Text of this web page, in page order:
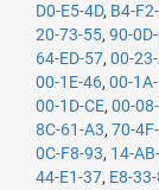
D0-E5-4D, B4-
20-73-55, 90-
64-ED-57, 00-
00-1E-46, 00-
00-1D-CE, 00-
8C-61-A3, 70-
0C-F8-93, 14-
44-E1-37, E8-33-